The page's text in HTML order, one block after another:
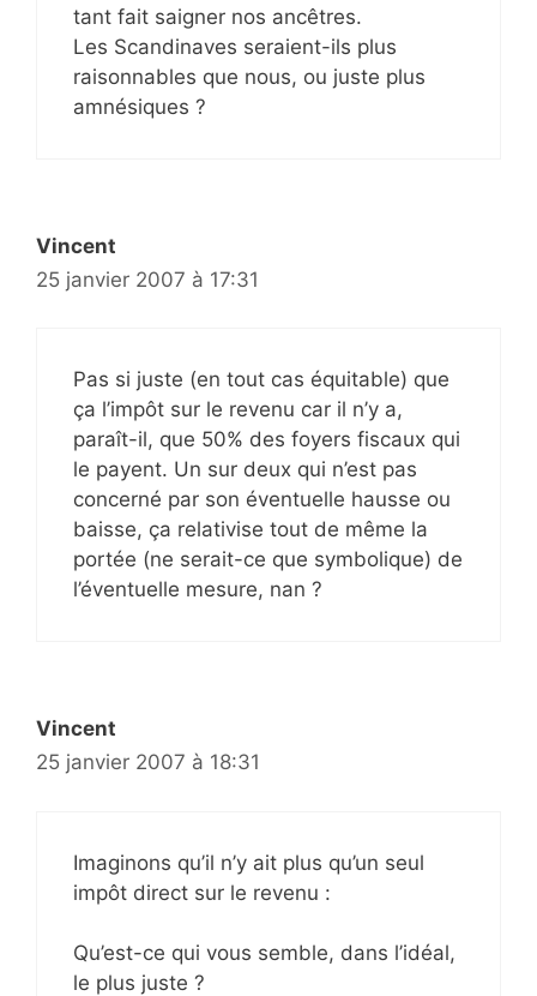
tant fait saigner nos ancêtres.
Les Scandinaves seraient-ils plus
raisonnables que nous, ou juste plus
amnésiques ?
Vincent
25 janvier 2007 à 17:31
Pas si juste (en tout cas équitable) que
ça l’impôt sur le revenu car il n’y a,
paraît-il, que 50% des foyers fiscaux qui
le payent. Un sur deux qui n’est pas
concerné par son éventuelle hausse ou
baisse, ça relativise tout de même la
portée (ne serait-ce que symbolique) de
l’éventuelle mesure, nan ?
Vincent
25 janvier 2007 à 18:31
Imaginons qu’il n’y ait plus qu’un seul
impôt direct sur le revenu :
Qu’est-ce qui vous semble, dans l’idéal,
le plus juste ?